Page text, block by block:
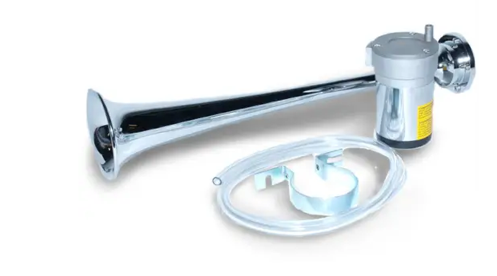
Techniek en motor
Tuigage en dekbeslag
Veiligheid
Boten, toebehoren en fun